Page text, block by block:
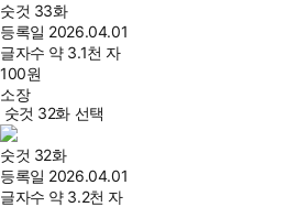
숫것 33화
등록일 2026.04.01
글자수 약 3.1천 자
100원
소장
숫것 32화 선택
숫것 32화
등록일 2026.04.01
글자수 약 3.2천 자